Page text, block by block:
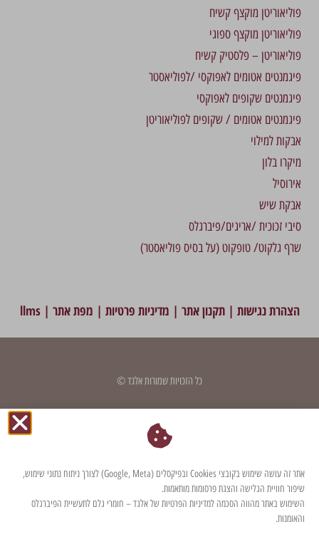
פוליאוריטן מוקצף קשיח
פוליאוריטן מוקצף ספוגי
פוליאוריטן – פלסטיק קשיח
פיגמנטים אטומים לאפוקסי /לפוליאסטר
פיגמנטים שקופים לאפוקסי
פיגמנטים אטומים / שקופים לפוליאוריטן
אבקות למילוי
מיקרו בלון
אירוסיל
אבקת שיש
סיבי זכוכית /אריגים/פיברגלס
שרף גלקוט/ טופקוט (על בסיס פוליאסטר)
הצהרת נגישות |תקנון אתר | מדיניות פרטיות | מפת אתר |
llms
כל הזכויות שמורות אלגד ©
אתר זה עושה שימוש בקובצי Cookies ובפיקסלים (Google, Meta) לצורך ניתוח נתוני שימוש,
שיפור חוויית הגלישה והצגת פרסומות מותאמות.
השימוש באתר מהווה הסכמה למדיניות הפרטיות של אלגד – חומרי גלם לתעשיית הפיברגלס
והאומנות.